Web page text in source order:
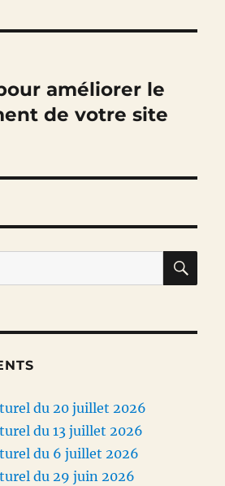
améliorer le
de votre site
du 20 juillet 2026
du 13 juillet 2026
du 6 juillet 2026
du 29 juin 2026